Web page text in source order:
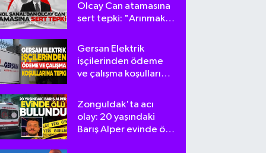
Olcay Can atamasına
sert tepki: "Arınmak
gerek!"
Gersan Elektrik
işçilerinden ödeme
ve çalışma koşullarına
Zonguldak'ta acı
olay: 20 yaşındaki
Barış Alper evinde ölü